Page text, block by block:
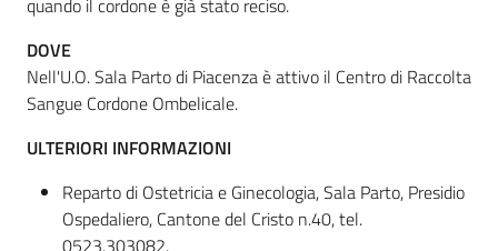
Newsletter
quando il cordone è già stato reciso.
DOVE
Nell'U.O. Sala Parto di Piacenza è attivo il Centro di Raccolta
Sangue Cordone Ombelicale.
ULTERIORI INFORMAZIONI
Reparto di Ostetricia e Ginecologia, Sala Parto, Presidio
Ospedaliero, Cantone del Cristo n.40, tel.
0523.303082.